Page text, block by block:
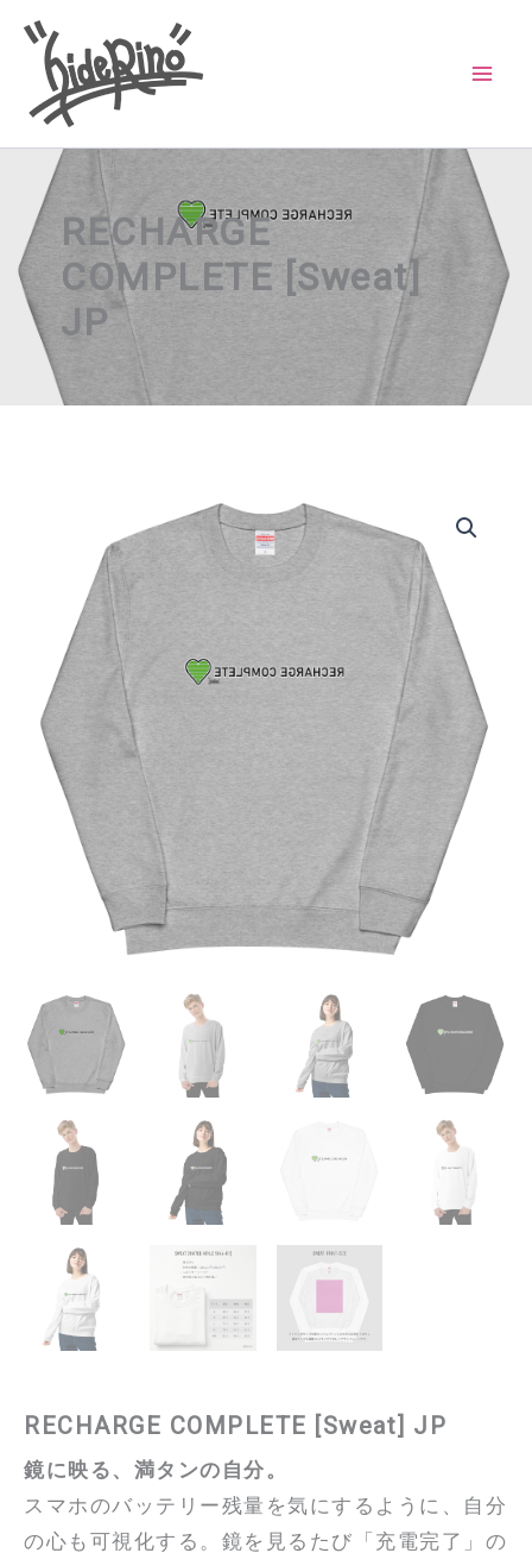
RECHARGE
COMPLETE [Sweat]
JP
RECHARGE COMPLETE [Sweat] JP
鏡に映る、満タンの自分。
スマホのバッテリー残量を気にするように、自分
の心も可視化する。鏡を見るたび「充電完了」の